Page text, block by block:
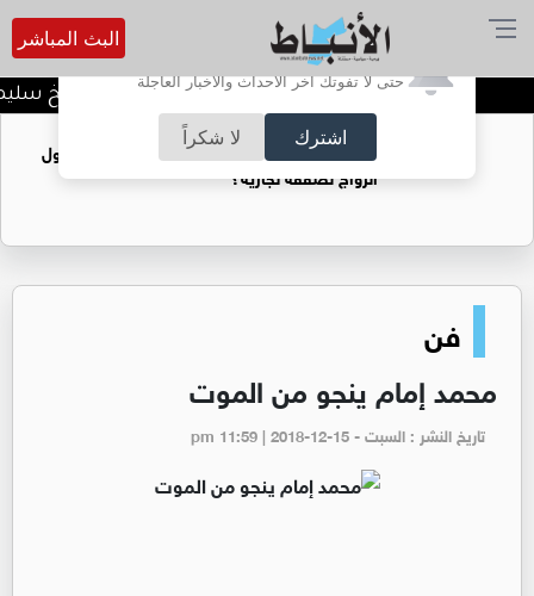
أترغب في تفعيل الإشعارات؟
حتى لا تفوتك آخر الأحداث والأخبار العاجلة
اشترك لا شكراً
البث المباشر
د. منذر جرادات يهنىء الشيخ
فتيات يستغللنه لتحقيق مكاسب مادية.. هل تحول
الزواج لصفقة تجارية؟
فن
محمد إمام ينجو من الموت
تاريخ النشر : السبت - pm 11:59 | 2018-12-15